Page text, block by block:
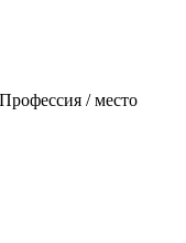
/ место